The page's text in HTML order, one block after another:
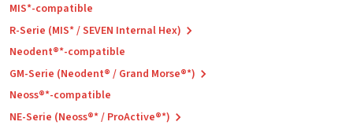
MIS*-compatible
R-Serie (MIS* / SEVEN Internal Hex)
Neodent®*-compatible
GM-Serie (Neodent® / Grand Morse®*)
Neoss®*-compatible
NE-Serie (Neoss®* / ProActive®*)